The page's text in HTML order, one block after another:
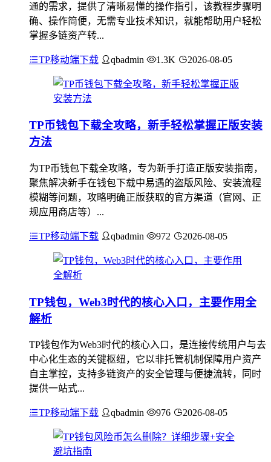
通的需求，提供了清晰易懂的操作指引，该教程步骤明
确、操作简便，无需专业技术知识，就能帮助用户轻松
掌握多链资产转...
TP移动端下载 qbadmin 1.3K 2026-08-05
TP币钱包下载全攻略，新手轻松掌握正版安装
方法
为TP币钱包下载全攻略，专为新手打造正版安装指南，
聚焦解决新手在钱包下载中易遇的盗版风险、安装流程
模糊等问题，攻略明确正版获取的官方渠道（官网、正
规应用商店等）...
TP移动端下载 qbadmin 972 2026-08-05
TP钱包，Web3时代的核心入口，主要作用全
解析
TP钱包作为Web3时代的核心入口，是连接传统用户与去
中心化生态的关键枢纽，它以非托管机制保障用户资产
自主掌控，支持多链资产的安全管理与便捷流转，同时
提供一站式...
TP移动端下载 qbadmin 976 2026-08-05